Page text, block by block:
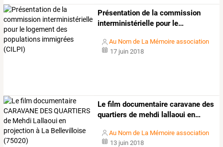
Présentation de la commission
interministérielle pourle…
Au Nom de La Mémoire association
17 juin 2018
Le film documentaire caravane des
quartiers de mehdi lallaoui en…
Au Nom de La Mémoire association
13 juin 2018